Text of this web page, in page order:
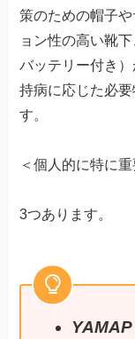
策のための帽子
ョン性の高い靴
バッテリー付き
持病に応じた必
す。
＜個人的に特に
3つあります。